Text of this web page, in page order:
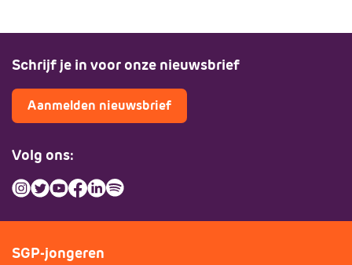
Schrijf je in voor onze nieuwsbrief
Aanmelden nieuwsbrief
Volg ons:
SGP-jongeren